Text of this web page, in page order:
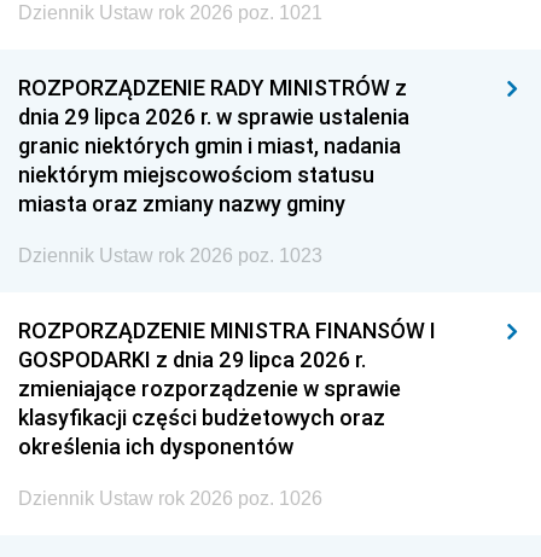
Dziennik Ustaw rok 2026 poz. 1021
ROZPORZĄDZENIE RADY MINISTRÓW z
dnia 29 lipca 2026 r. w sprawie ustalenia
granic niektórych gmin i miast, nadania
niektórym miejscowościom statusu
miasta oraz zmiany nazwy gminy
Dziennik Ustaw rok 2026 poz. 1023
ROZPORZĄDZENIE MINISTRA FINANSÓW I
GOSPODARKI z dnia 29 lipca 2026 r.
zmieniające rozporządzenie w sprawie
klasyfikacji części budżetowych oraz
określenia ich dysponentów
Dziennik Ustaw rok 2026 poz. 1026